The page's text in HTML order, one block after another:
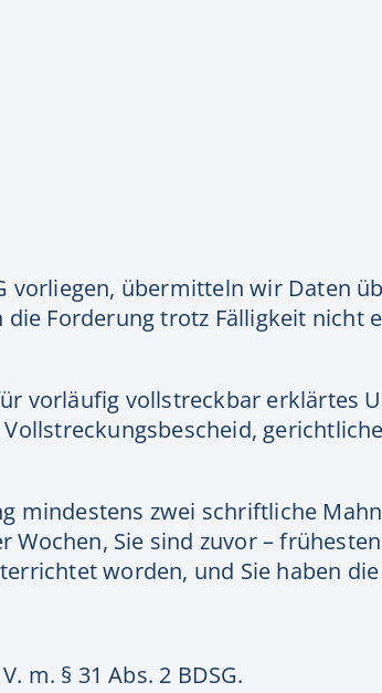
vorliegen, übermitteln wir Daten
Forderung trotz Fälligkeit nicht
vorläufig vollstreckbar erklärtes
mindestens zwei schriftliche
Sie sind zuvor –
worden, und Sie haben
m. § 31 Abs. 2 BDSG.